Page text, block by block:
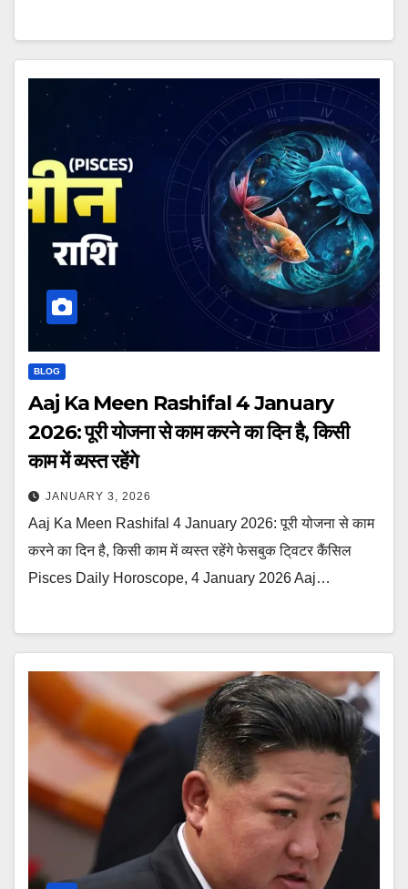
BLOG
Aaj Ka Meen Rashifal 4 January
2026: पूरी योजना से काम करने का दिन है, किसी
काम में व्यस्त रहेंगे
JANUARY 3, 2026
Aaj Ka Meen Rashifal 4 January 2026: पूरी योजना से काम
करने का दिन है, किसी काम में व्यस्त रहेंगे फेसबुक टि्वटर कैंसिल
Pisces Daily Horoscope, 4 January 2026 Aaj…